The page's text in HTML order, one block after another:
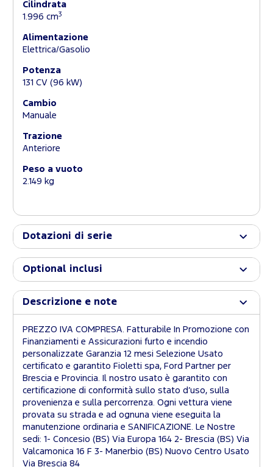
Cilindrata
1.996 cm3
Alimentazione
Elettrica/Gasolio
Potenza
131 CV (96 kW)
Cambio
Manuale
Trazione
Anteriore
Peso a vuoto
2.149 kg
Dotazioni di serie
Optional inclusi
Descrizione e note
PREZZO IVA COMPRESA. Fatturabile In Promozione con
Finanziamenti e Assicurazioni furto e incendio
personalizzate Garanzia 12 mesi Selezione Usato
certificato e garantito Fioletti spa, Ford Partner per
Brescia e Provincia. Il nostro usato è garantito con
certificazione di conformità sullo stato d’uso, sulla
provenienza e sulla percorrenza. Ogni vettura viene
provata su strada e ad ognuna viene eseguita la
manutenzione ordinaria e SANIFICAZIONE. Le Nostre
sedi: 1- Concesio (BS) Via Europa 164 2- Brescia (BS) Via
Valcamonica 16 F 3- Manerbio (BS) Nuovo Centro Usato
Via Brescia 84